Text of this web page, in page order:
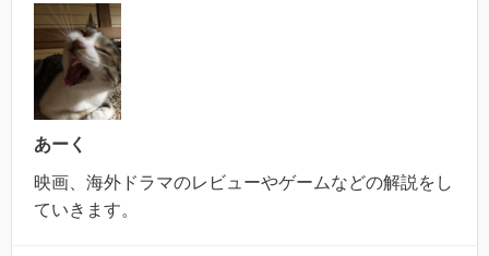
あーく
映画、海外ドラマのレビューやゲームなどの解説をし
ていきます。